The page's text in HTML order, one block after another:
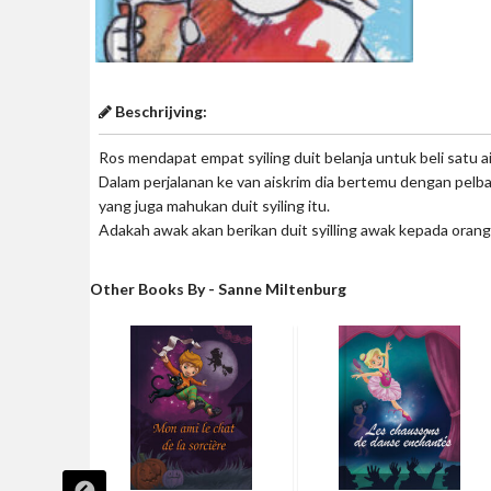
Beschrijving:
Ros mendapat empat syiling duit belanja untuk beli satu
Dalam perjalanan ke van aiskrim dia bertemu dengan
yang juga mahukan duit syiling itu.
Adakah awak akan berikan duit syilling awak kepada
Other Books By - Sanne Miltenburg